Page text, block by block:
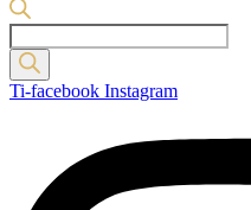
Products
search
Ti-facebook Instagram